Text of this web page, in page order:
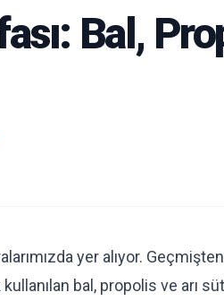
Bal,
yer alıyor.
bal, propolis ve arı